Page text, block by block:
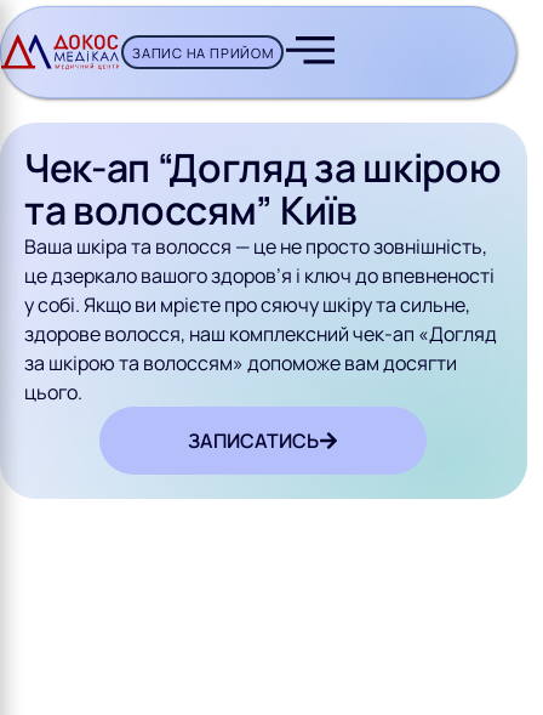
ЗАПИС НА ПРИЙОМ
Чек-ап “Догляд за шкірою
та волоссям” Київ
Ваша шкіра та волосся — це не просто зовнішність,
це дзеркало вашого здоров’я і ключ до впевненості
у собі. Якщо ви мрієте про сяючу шкіру та сильне,
здорове волосся, наш комплексний чек-ап «Догляд
за шкірою та волоссям» допоможе вам досягти
цього.
ЗАПИСАТИСЬ
BUTTON